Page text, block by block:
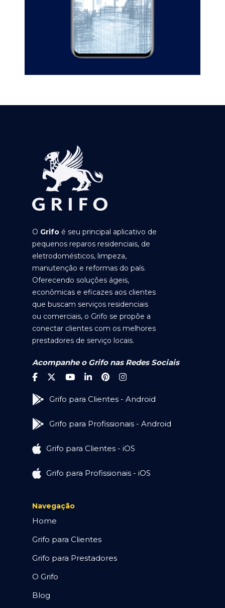
O Grifo é seu principal aplicativo de
pequenos reparos residenciais, de
eletrodomésticos, limpeza,
manutenção e reformas do país.
Oferecendo soluções ágeis,
econômicas e eficazes aos clientes
que buscam serviços residenciais
ou comerciais, o Grifo se propõe a
conectar clientes com os melhores
prestadores de serviço locais.
Acompanhe o Grifo nas Redes Sociais
Grifo para Clientes - Android
Grifo para Profissionais - Android
Grifo para Clientes - iOS
Grifo para Profissionais - iOS
Navegação
Home
Grifo para Clientes
Grifo para Prestadores
O Grifo
Blog